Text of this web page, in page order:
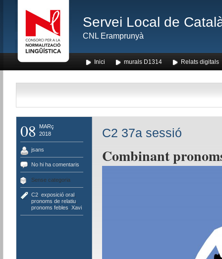
Servei Local de
CNL Eramprunyà
Inici murals D1314 Relats digitals
08
MARç
2018
jsans
No hi ha comentaris
Sense categoria
C2, exposició oral,
pronoms de relatiu,
pronoms febles Xavi
C2 37a sessió
Combinant